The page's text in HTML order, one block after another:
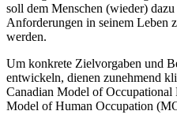
soll dem Menschen (wieder)
Anforderungen in seinem Leben
werden.
Um konkrete Zielvorgaben und
entwickeln, dienen zunehmend
Canadian Model of Occupational
Model of Human Occupation